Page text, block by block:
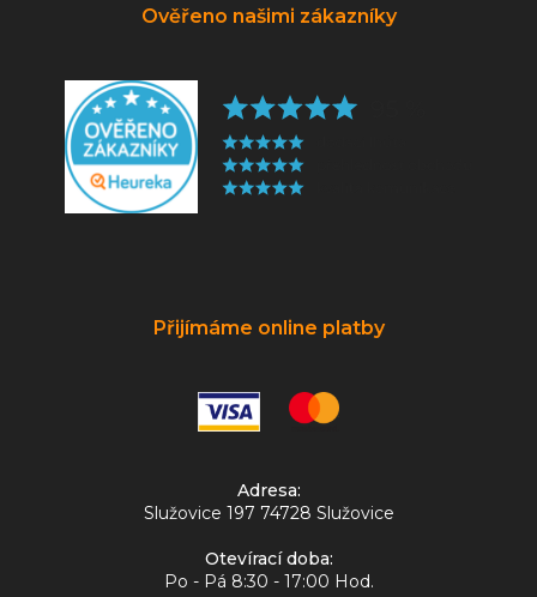
Ověřeno našimi zákazníky
Přijímáme online platby
Adresa:
Služovice 197 74728 Služovice
Otevírací doba:
Po - Pá 8:30 - 17:00 Hod.